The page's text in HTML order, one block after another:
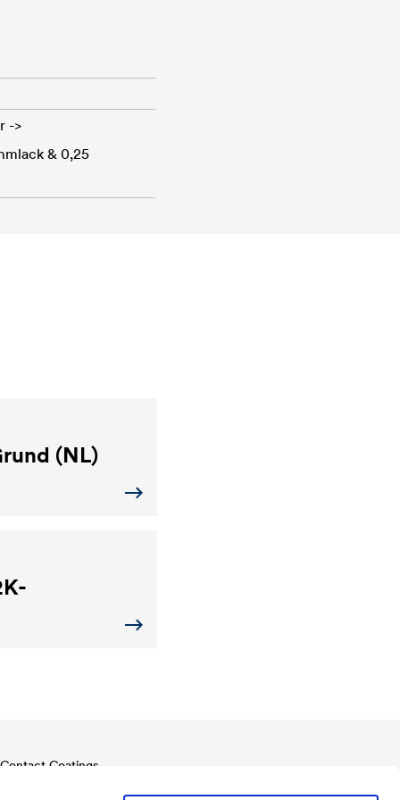
->
& 0,25
(NL)
Contact Coatings